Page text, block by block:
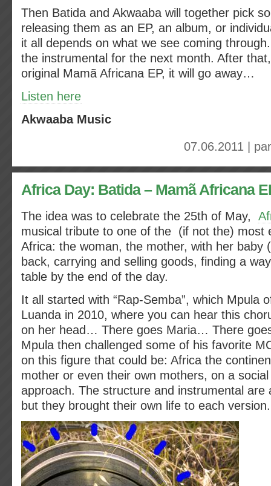
Then Batida and Akwaaba will together pick
releasing them as an EP, an album, or
it all depends on what we see coming
the instrumental for the next month. After
original Mamã Africana EP, it will go away…
Listen here
Akwaaba Music
07.06.2011 |
Africa Day: Batida – Mamã Africana
The idea was to celebrate the 25th of May,
musical tribute to one of the (if not the) most
Africa: the woman, the mother, with her baby
back, carrying and selling goods, finding a
table by the end of the day.
It all started with “Rap-Semba”, which Mpula
Luanda in 2010, where you can hear this
on her head… There goes Maria… There
Mpula then challenged some of his favorite
on this figure that could be: Africa the
mother or even their own mothers, on a
approach. The structure and instrumental are
but they brought their own life to each version.